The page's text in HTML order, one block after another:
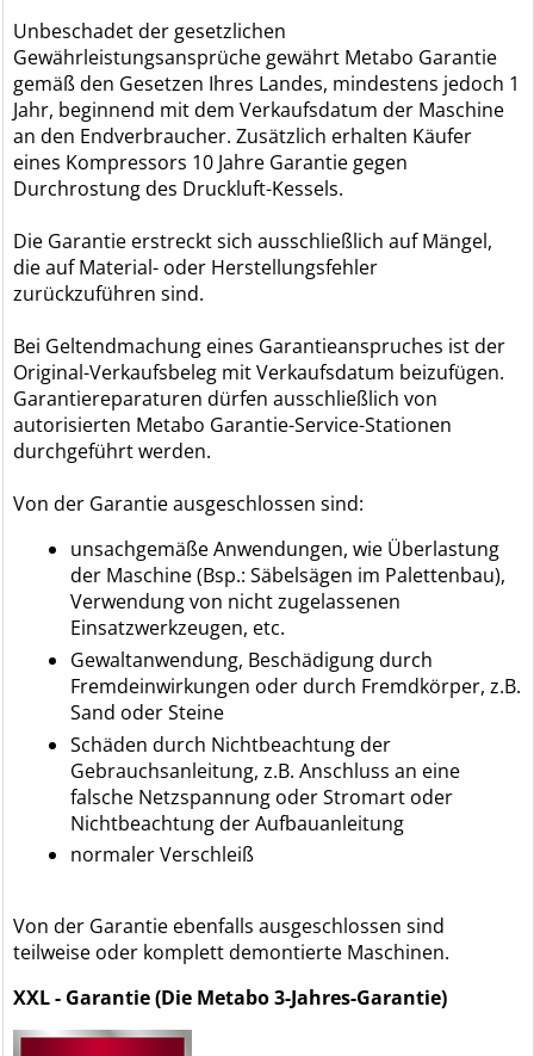
Unbeschadet der gesetzlichen
Gewährleistungsansprüche gewährt Metabo Garantie
gemäß den Gesetzen Ihres Landes, mindestens jedoch 1
Jahr, beginnend mit dem Verkaufsdatum der Maschine
an den Endverbraucher. Zusätzlich erhalten Käufer
eines Kompressors 10 Jahre Garantie gegen
Durchrostung des Druckluft-Kessels.
Die Garantie erstreckt sich ausschließlich auf Mängel,
die auf Material- oder Herstellungsfehler
zurückzuführen sind.
Bei Geltendmachung eines Garantieanspruches ist der
Original-Verkaufsbeleg mit Verkaufsdatum beizufügen.
Garantiereparaturen dürfen ausschließlich von
autorisierten Metabo Garantie-Service-Stationen
durchgeführt werden.
Von der Garantie ausgeschlossen sind:
unsachgemäße Anwendungen, wie Überlastung
der Maschine (Bsp.: Säbelsägen im Palettenbau),
Verwendung von nicht zugelassenen
Einsatzwerkzeugen, etc.
Gewaltanwendung, Beschädigung durch
Fremdeinwirkungen oder durch Fremdkörper, z.B.
Sand oder Steine
Schäden durch Nichtbeachtung der
Gebrauchsanleitung, z.B. Anschluss an eine
falsche Netzspannung oder Stromart oder
Nichtbeachtung der Aufbauanleitung
normaler Verschleiß
Von der Garantie ebenfalls ausgeschlossen sind
teilweise oder komplett demontierte Maschinen.
XXL - Garantie (Die Metabo 3-Jahres-Garantie)